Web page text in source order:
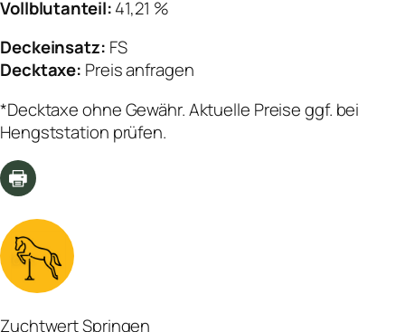
Vollblutanteil:41,21 %
Deckeinsatz: FS
Decktaxe: Preis anfragen
*Decktaxe ohne Gewähr. Aktuelle Preise ggf. bei
Hengststation prüfen.
Zuchtwert Springen